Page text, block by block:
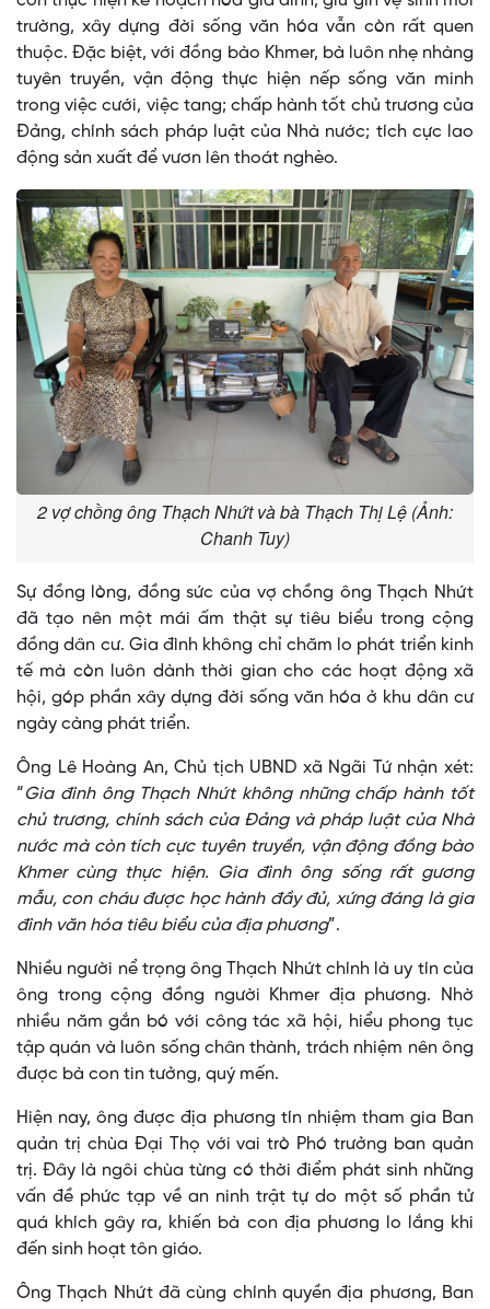
trường, xây dựng đời sống văn hóa vẫn còn rất quen
thuộc. Đặc biệt, với đồng bào Khmer, bà luôn nhẹ nhàng
tuyên truyền, vận động thực hiện nếp sống văn minh
trong việc cưới, việc tang; chấp hành tốt chủ trương của
Đảng, chính sách pháp luật của Nhà nước; tích cực lao
động sản xuất để vươn lên thoát nghèo.
2 vợ chồng ông Thạch Nhứt và bà Thạch Thị Lệ (Ảnh:
Chanh Tuy)
Sự đồng lòng, đồng sức của vợ chồng ông Thạch Nhứt
đã tạo nên một mái ấm thật sự tiêu biểu trong cộng
đồng dân cư. Gia đình không chỉ chăm lo phát triển kinh
tế mà còn luôn dành thời gian cho các hoạt động xã
hội, góp phần xây dựng đời sống văn hóa ở khu dân cư
ngày càng phát triển.
Ông Lê Hoàng An, Chủ tịch UBND xã Ngãi Tứ nhận xét:
“Gia đình ông Thạch Nhứt không những chấp hành tốt
chủ trương, chính sách của Đảng và pháp luật của Nhà
nước mà còn tích cực tuyên truyền, vận động đồng bào
Khmer cùng thực hiện. Gia đình ông sống rất gương
mẫu, con cháu được học hành đầy đủ, xứng đáng là gia
đình văn hóa tiêu biểu của địa phương”.
Nhiều người nể trọng ông Thạch Nhứt chính là uy tín của
ông trong cộng đồng người Khmer địa phương. Nhờ
nhiều năm gắn bó với công tác xã hội, hiểu phong tục
tập quán và luôn sống chân thành, trách nhiệm nên ông
được bà con tin tưởng, quý mến.
Hiện nay, ông được địa phương tín nhiệm tham gia Ban
quản trị chùa Đại Thọ với vai trò Phó trưởng ban quản
trị. Đây là ngôi chùa từng có thời điểm phát sinh những
vấn đề phức tạp về an ninh trật tự do một số phần tử
quá khích gây ra, khiến bà con địa phương lo lắng khi
đến sinh hoạt tôn giáo.
Ông Thạch Nhứt đã cùng chính quyền địa phương, Ban